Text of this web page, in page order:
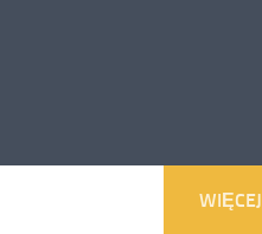
WIĘCEJ